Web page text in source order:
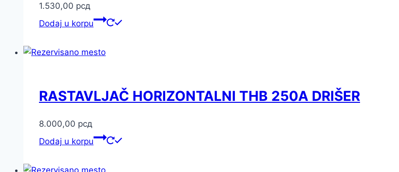
1.530,00 рсд
Dodaj u korpu
RASTAVLJAČ HORIZONTALNI THB 250A DRIŠER
8.000,00 рсд
Dodaj u korpu